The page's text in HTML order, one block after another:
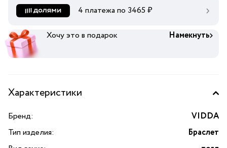
4 платежа по 3465 ₽
Хочу это в подарок Намекнуть
Характеристики
Бренд:
VIDDA
Тип изделия:
Браслет